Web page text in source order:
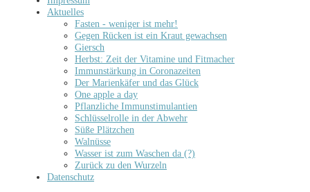
Aktuelles
Fasten - weniger ist mehr!
Gegen Rücken ist ein Kraut gewachsen
Giersch
Herbst: Zeit der Vitamine und Fitmacher
Immunstärkung in Coronazeiten
Der Marienkäfer und das Glück
One apple a day
Pflanzliche Immunstimulantien
Schlüsselrolle in der Abwehr
Süße Plätzchen
Walnüsse
Wasser ist zum Waschen da (?)
Zurück zu den Wurzeln
Datenschutz